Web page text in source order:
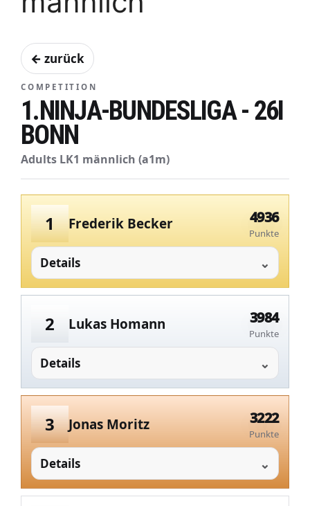
← zurück
COMPETITION
1.NINJA-BUNDESLIGA - 26I
BONN
Adults LK1 männlich (a1m)
1 Frederik Becker 4936
Punkte
Details
2 Lukas Homann 3984
Punkte
Details
3 Jonas Moritz 3222
Punkte
Details